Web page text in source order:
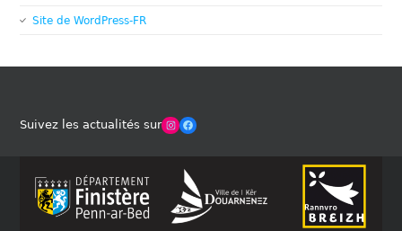
Site de WordPress-FR
Suivez les actualités surWinches Club OfficielFacebook